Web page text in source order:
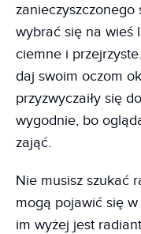
zanieczyszczonego
wybrać się na wieś
ciemne i
daj swoim oczom
przyzwyczaiły się
wygodnie, bo
zająć.
Nie musisz szukać
mogą pojawić się
im wyżej jest